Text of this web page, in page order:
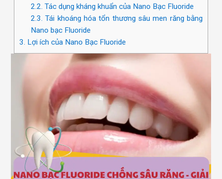
2.2. Tác dụng kháng khuẩn của Nano Bạc Fluoride
2.3. Tái khoáng hóa tổn thương sâu men răng bằng
Nano bạc Fluoride
3. Lợi ích của Nano Bạc Fluoride